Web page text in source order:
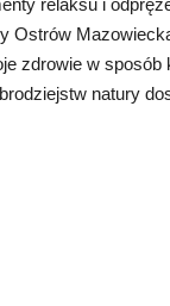
relaksu i
Ostrów
zdrowie w sposób
natury